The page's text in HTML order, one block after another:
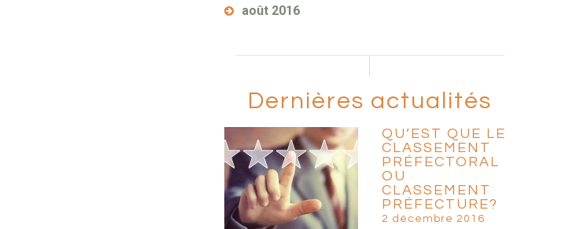
août 2016
Dernières actualités
QU’EST QUE LE
CLASSEMENT
PRÉFECTORAL
OU
CLASSEMENT
PRÉFECTURE?
2 décembre 2016